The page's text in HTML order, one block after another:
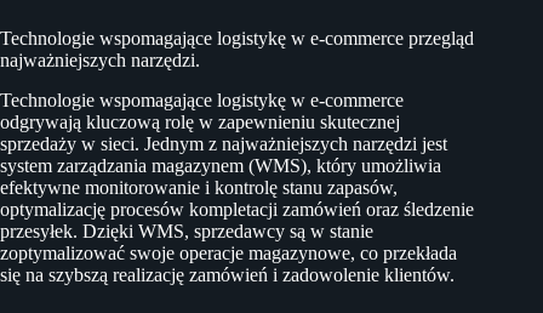
Technologie wspomagające logistykę w e-commerce przegląd
najważniejszych narzędzi.
Technologie wspomagające logistykę w e-commerce
odgrywają kluczową rolę w zapewnieniu skutecznej
sprzedaży w sieci. Jednym z najważniejszych narzędzi jest
system zarządzania magazynem (WMS), który umożliwia
efektywne monitorowanie i kontrolę stanu zapasów,
optymalizację procesów kompletacji zamówień oraz śledzenie
przesyłek. Dzięki WMS, sprzedawcy są w stanie
zoptymalizować swoje operacje magazynowe, co przekłada
się na szybszą realizację zamówień i zadowolenie klientów.